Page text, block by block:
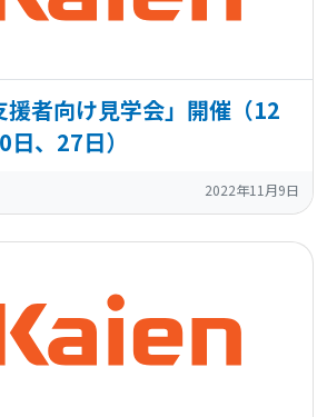
者向け見学会」開催（12
、27日）
2022年11月9日